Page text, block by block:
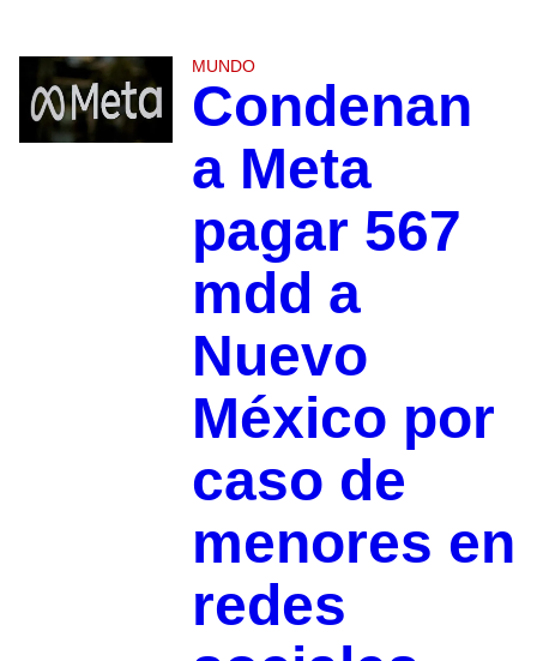
MUNDO
Condenan
a Meta
pagar 567
mdd a
Nuevo
México por
caso de
menores en
redes